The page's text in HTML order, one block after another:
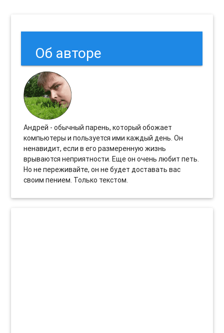
Об авторе
Андрей - обычный парень, который обожает
компьютеры и пользуется ими каждый день. Он
ненавидит, если в его размеренную жизнь
врываются неприятности. Еще он очень любит петь.
Но не переживайте, он не будет доставать вас
своим пением. Только текстом.